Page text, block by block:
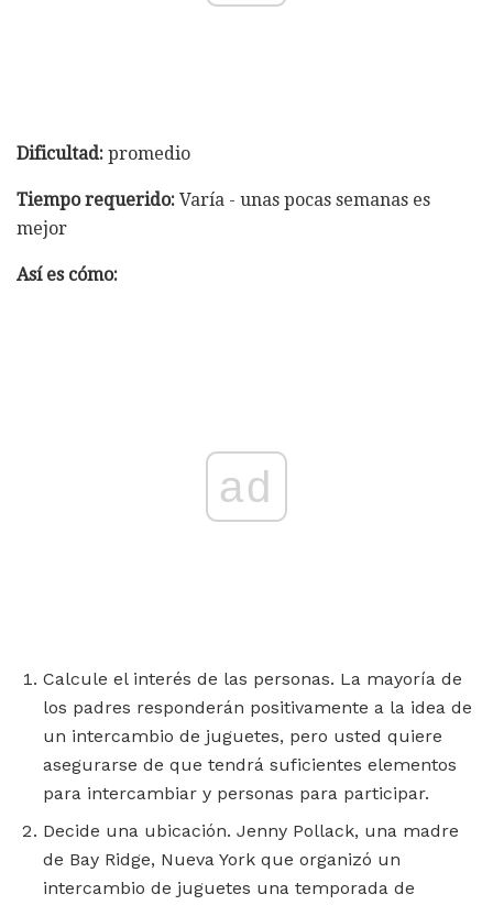
Dificultad: promedio
Tiempo requerido: Varía - unas pocas semanas es
mejor
Así es cómo:
ad
Calcule el interés de las personas. La mayoría de
los padres responderán positivamente a la idea de
un intercambio de juguetes, pero usted quiere
asegurarse de que tendrá suficientes elementos
para intercambiar y personas para participar.
Decide una ubicación. Jenny Pollack, una madre
de Bay Ridge, Nueva York que organizó un
intercambio de juguetes una temporada de